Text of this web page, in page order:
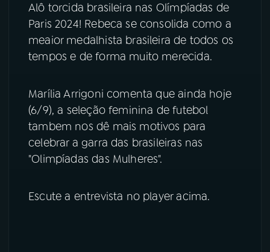
06 VIDEOCASTS
07ÚLTIMAS
08 FESTIVAL DE MÚSICA
YouTube Facebook
Instagram X
Alô torcida brasileira nas Olímpíadas de
Paris 2024! Rebeca se consolida como a
meaior medalhista brasileira de todos os
tempos e de forma muito merecida.
Marília Arrigoni comenta que ainda hoje
(6/9), a seleção feminina de futebol
tambem nos dê mais motivos para
celebrar a garra das brasileiras nas
"Olimpíadas das Mulheres".
Escute a entrevista no player acima.